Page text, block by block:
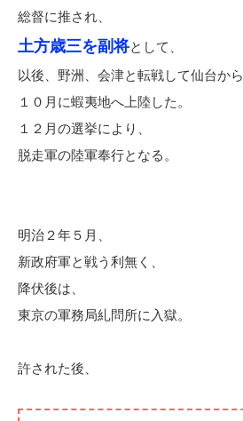
総督に推され、
土方歳三を副将として、
以後、野洲、会津と転戦して仙台から
１０月に蝦夷地へ上陸した。
１２月の選挙により、
脱走軍の陸軍奉行となる。
明治２年５月、
新政府軍と戦う利無く、
降伏後は、
東京の軍務局糺問所に入獄。
許された後、